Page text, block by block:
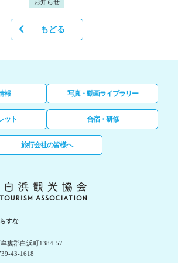
お知らせ
もどる
報 写真・動画ライブラリー
ット 合宿・研修
旅行会社の皆様へ
すな
婁郡白浜町1384-57
43-1618